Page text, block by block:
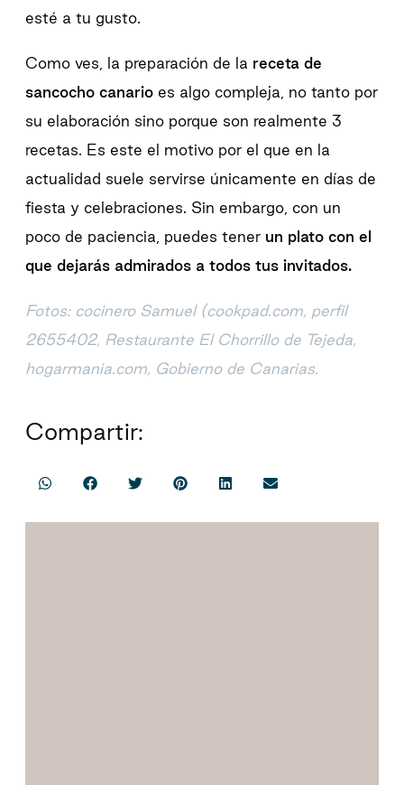
esté a tu gusto.
Como ves, la preparación de la receta de
sancocho canarioes algo compleja, no tanto por
su elaboración sino porque son realmente 3
recetas. Es este el motivo por el que en la
actualidad suele servirse únicamente en días de
fiesta y celebraciones. Sin embargo, con un
poco de paciencia, puedes tener un plato con el
que dejarás admirados a todos tus invitados.
Fotos: cocinero Samuel (cookpad.com, perfil
2655402, Restaurante El Chorrillo de Tejeda,
hogarmania.com, Gobierno de Canarias.
Compartir: